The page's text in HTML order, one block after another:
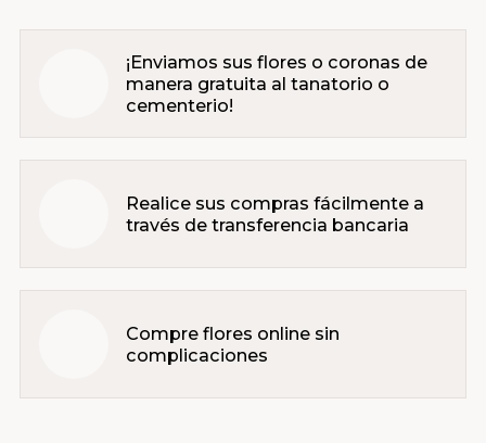
¡Enviamos sus flores o coronas de
manera gratuita al tanatorio o
cementerio!
Realice sus compras fácilmente a
través de transferencia bancaria
Compre flores online sin
complicaciones